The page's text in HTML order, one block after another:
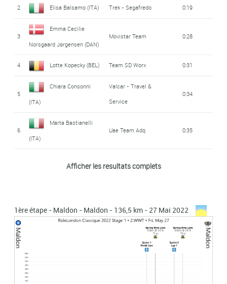
2 Elisa Balsamo (ITA) Trek - Segafredo 0:19
3
Emma Cecilie
Norsgaard Jørgensen (DAN)
Movistar Team 0:28
4 Lotte Kopecky (BEL) Team SD Worx 0:31
5
Chiara Consonni
(ITA)
Valcar - Travel &
Service
0:34
6
Marta Bastianelli
(ITA)
Uae Team Adq 0:35
Silvia Persico (ITA)
(SUE)
9 0:41
Afficher les resultats complets
1ère étape - Maldon - Maldon - 136,5 km - 27 Mai 2022